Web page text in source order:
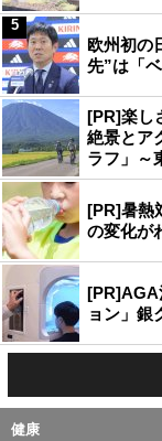
欧州初の
先”は「
5
[PR]楽し
絶景とア
ラフ」～
[PR]暑熱
の変化が
[PR]AGA
ョン」銀
健康